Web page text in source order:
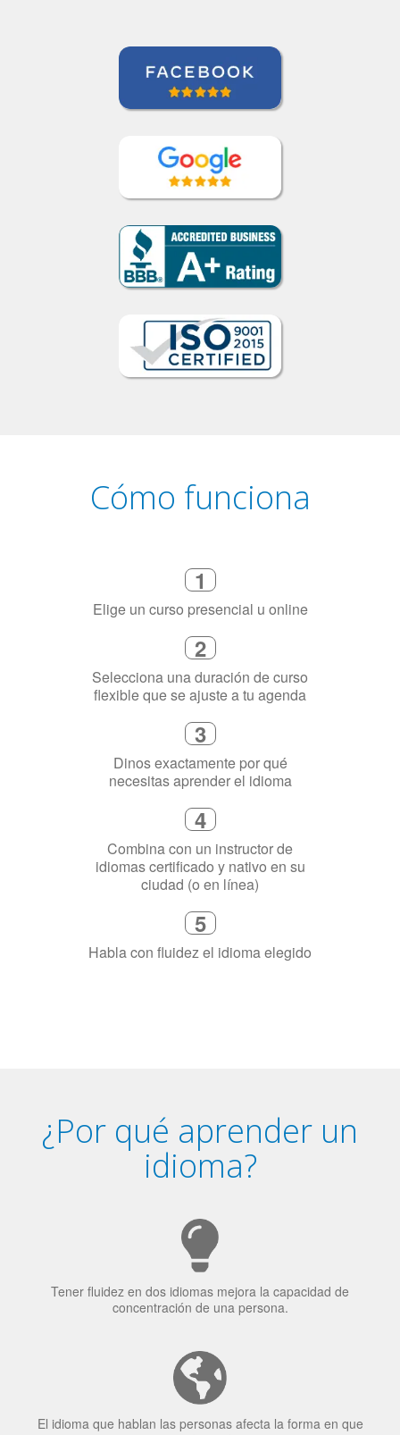
Cómo funciona
1
2
Selecciona una duración de curso
3
Dinos exactamente por qué
4
Combina con un instructor de
idiomas certificado y nativo en su
5
¿Por qué aprender un
idioma?
Tener fluidez en dos idiomas mejora la capacidad de